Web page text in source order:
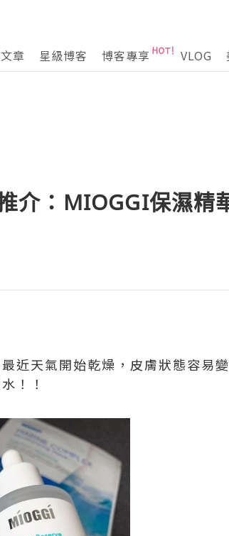
章 星級博客 博客專享 VLOG
介：MIOGGI保濕精
近天氣開始乾燥，皮膚狀態容易
！！